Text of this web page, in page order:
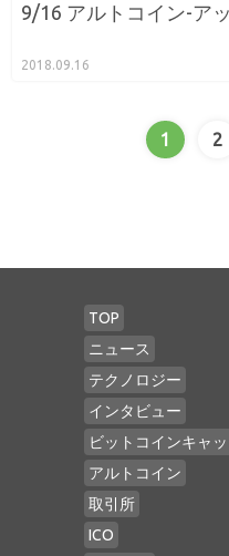
9/16 アルトコイン-ア
2018.09.16
1 2
TOP
ニュース
テクノロジー
インタビュー
ビットコインキャッ
アルトコイン
取引所
ICO